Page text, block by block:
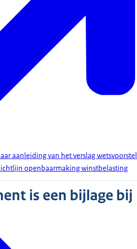
aanleiding van het verslag wetsvoorstel
openbaarmaking winstbelasting
is een bijlage bij